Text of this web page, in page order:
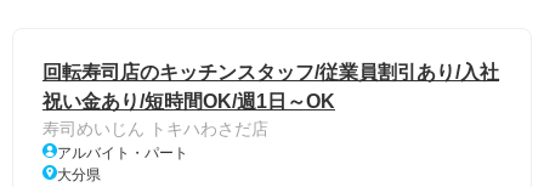
回転寿司店のキッチンスタッフ/従業員割引あり/入社
祝い金あり/短時間OK/週1日～OK
寿司めいじん トキハわさだ店
アルバイト・パート
大分県